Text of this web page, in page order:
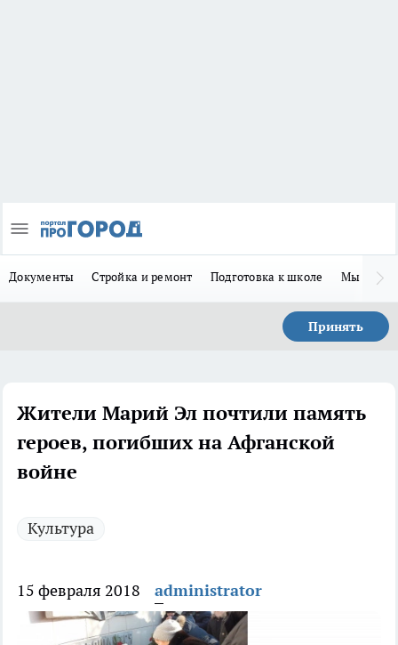
Документы Стройка и ремонт Подготовка к школе Мы в MAX
Принять
Жители Марий Эл почтили память
героев, погибших на Афганской
войне
Культура
15 февраля 2018 administrator